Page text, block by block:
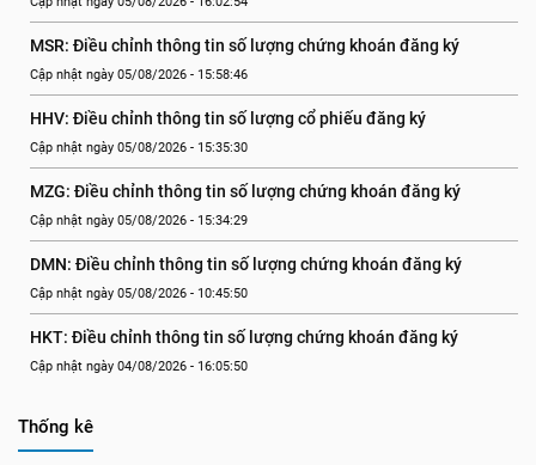
MSR: Điều chỉnh thông tin số lượng chứng khoán đăng ký
Cập nhật ngày 05/08/2026 - 15:58:46
HHV: Điều chỉnh thông tin số lượng cổ phiếu đăng ký
Cập nhật ngày 05/08/2026 - 15:35:30
MZG: Điều chỉnh thông tin số lượng chứng khoán đăng ký
Cập nhật ngày 05/08/2026 - 15:34:29
DMN: Điều chỉnh thông tin số lượng chứng khoán đăng ký
Cập nhật ngày 05/08/2026 - 10:45:50
HKT: Điều chỉnh thông tin số lượng chứng khoán đăng ký
Cập nhật ngày 04/08/2026 - 16:05:50
Thống kê